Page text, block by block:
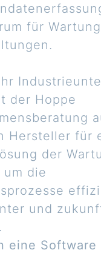
für
der Hoppe
Hersteller für
der
um die
und
eine Software